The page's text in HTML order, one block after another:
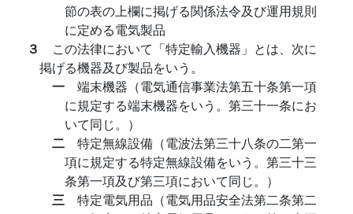
節の表の上欄に掲げる関係法令及び運用規則
に定める電気製品
３ この法律において「特定輸入機器」とは、次に
掲げる機器及び製品をいう。
一 端末機器（電気通信事業法第五十条第一項
に規定する端末機器をいう。第三十一条にお
いて同じ。）
二 特定無線設備（電波法第三十八条の二第一
項に規定する特定無線設備をいう。第三十三
条第一項及び第三項において同じ。）
三 特定電気用品（電気用品安全法第二条第二